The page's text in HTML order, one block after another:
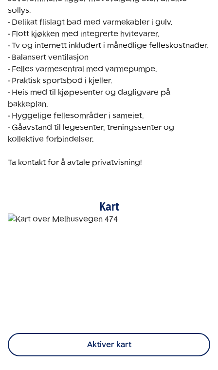
sollys.
- Delikat flislagt bad med varmekabler i gulv.
- Flott kjøkken med integrerte hvitevarer.
- Tv og internett inkludert i månedlige felleskostnader.
- Balansert ventilasjon
- Felles varmesentral med varmepumpe.
- Praktisk sportsbod i kjeller.
- Heis med til kjøpesenter og dagligvare på
bakkeplan.
- Hyggelige fellesområder i sameiet.
- Gåavstand til legesenter, treningssenter og
kollektive forbindelser.
Ta kontakt for å avtale privatvisning!
Kart
Aktiver kart